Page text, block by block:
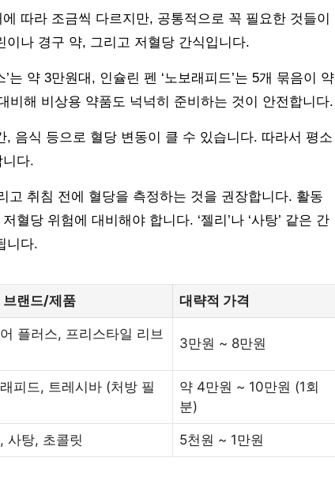
따라 조금씩 다르지만, 공통적으로 꼭 필요한 것들이
나 경구 약, 그리고 저혈당 간식입니다.
는 약 3만원대, 인슐린 펜 ‘노보래피드’는 5개 묶음이 약
비해 비상용 약품도 넉넉히 준비하는 것이 안전합니다.
음식 등으로 혈당 변동이 클 수 있습니다. 따라서 평소
다.
고 취침 전에 혈당을 측정하는 것을 권장합니다. 활동
혈당 위험에 대비해야 합니다. ‘젤리’나 ‘사탕’ 같은 간
니다.
브랜드/제품 대략적 가격
플러스, 프리스타일 리브
3만원 ~ 8만원
피드, 트레시바 (처방 필
약 4만원 ~ 10만원 (1회
분)
사탕, 초콜릿 5천원 ~ 1만원